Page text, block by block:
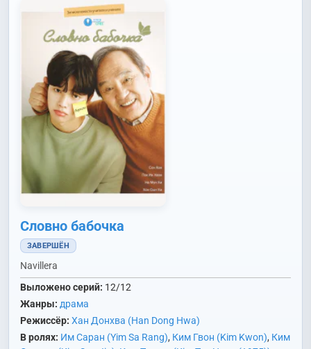
Словно бабочка
ЗАВЕРШЁН
Navillera
Выложено серий: 12/12
Жанры: драма
Режиссёр: Хан Донхва (Han Dong Hwa)
В ролях: Им Саран (Yim Sa Rang), Ким Гвон (Kim Kwon), Ким